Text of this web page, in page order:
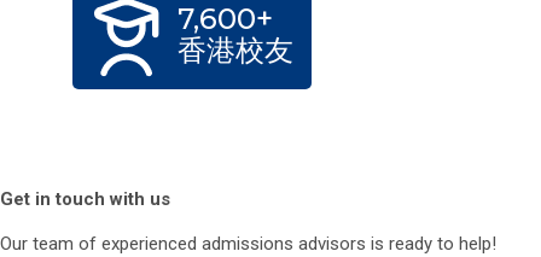
7,600+
香港校友
Get in touch with us
Our team of experienced admissions advisors is ready to help!